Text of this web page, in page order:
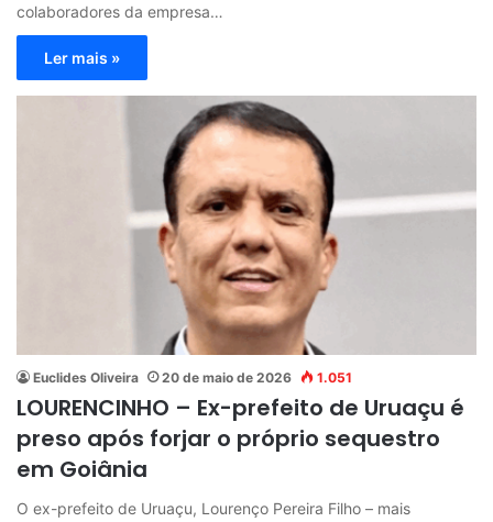
colaboradores da empresa…
Ler mais »
Euclides Oliveira 20 de maio de 2026 1.051
LOURENCINHO – Ex-prefeito de Uruaçu é
preso após forjar o próprio sequestro
em Goiânia
O ex-prefeito de Uruaçu, Lourenço Pereira Filho – mais